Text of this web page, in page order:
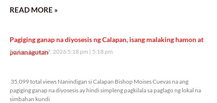
READ MORE »
Pagiging ganap na diyosesis ng Calapan, isang malaking hamon at
pananagutan
Friday, August 7, 2026 5:18 pm 5:18 pm
35,099 total views Nanindigan si Calapan Bishop Moises Cuevas na ang
pagiging ganap na diyosesis ay hindi simpleng pagkilala sa paglago ng lokal na
simbahan kundi